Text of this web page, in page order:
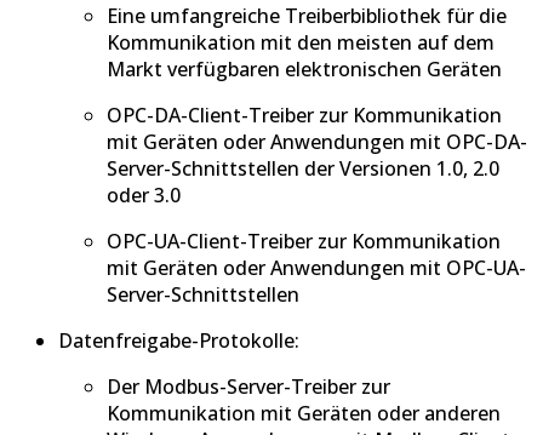
Eine umfangreiche Treiberbibliothek für die
Kommunikation mit den meisten auf dem
Markt verfügbaren elektronischen Geräten
OPC-DA-Client-Treiber zur Kommunikation
mit Geräten oder Anwendungen mit OPC-DA-
Server-Schnittstellen der Versionen 1.0, 2.0
oder 3.0
OPC-UA-Client-Treiber zur Kommunikation
mit Geräten oder Anwendungen mit OPC-UA-
Server-Schnittstellen
Datenfreigabe-Protokolle:
Der Modbus-Server-Treiber zur
Kommunikation mit Geräten oder anderen